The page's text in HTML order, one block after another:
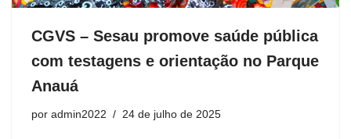
CGVS – Sesau promove saúde pública
com testagens e orientação no Parque
Anauá
por admin2022 24 de julho de 2025